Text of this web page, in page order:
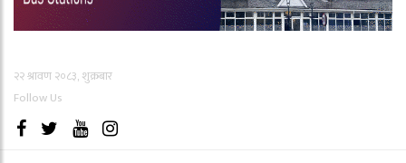
२२ श्रावण २०८३, शुक्रबार
Follow Us